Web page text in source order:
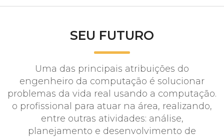
SEU FUTURO
Uma das principais atribuições do
engenheiro da computação é solucionar
problemas da vida real usando a computação.
o profissional para atuar na área, realizando,
entre outras atividades: análise,
planejamento e desenvolvimento de